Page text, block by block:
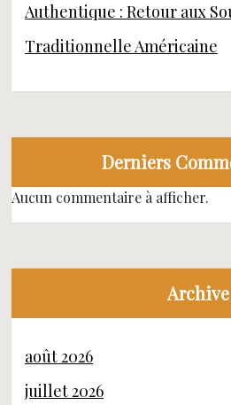
Authentique : Retour aux
Traditionnelle Américaine
Derniers
Aucun commentaire à afficher.
Archive
août 2026
juillet 2026